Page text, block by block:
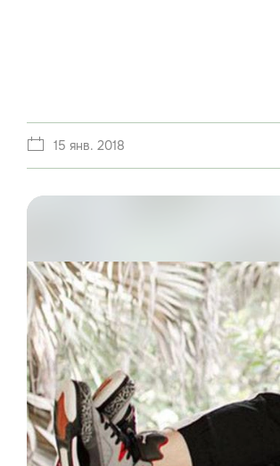
15 янв. 2018